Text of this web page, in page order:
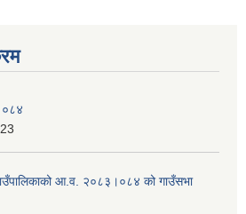
आ.व. २०८३।०८४ को गाउँसभा